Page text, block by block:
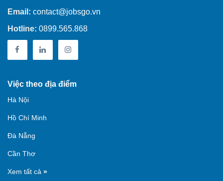
Email: contact@jobsgo.vn
Hotline: 0899.565.868
Việc theo địa điểm
Hà Nội
Hồ Chí Minh
Đà Nẵng
Cần Thơ
Xem tất cả »